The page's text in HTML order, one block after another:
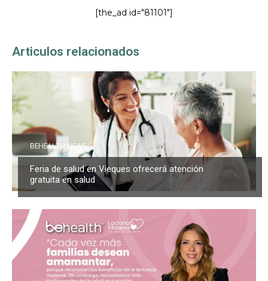
[the_ad id="81101"]
Articulos relacionados
BEHEALTH NEWS
Feria de salud en Vieques ofrecerá atención
gratuita en salud